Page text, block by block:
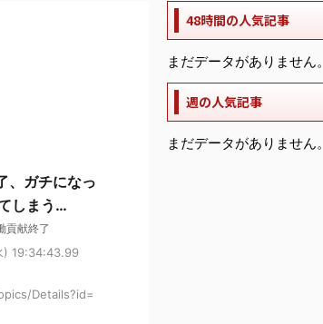
、ガチになっ
しまう…
貢献終了
) 19:34:43.99
Details?id=
48時間の人気記事
まだデータがありません。
週の人気記事
まだデータがありません。